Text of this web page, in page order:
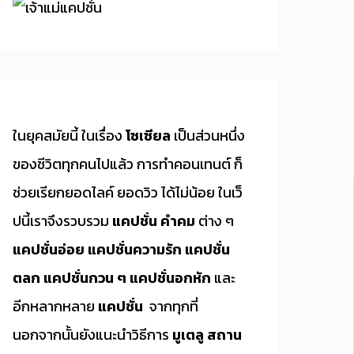
ในยุคสมัยนี้ ในเรื่องโซเซียล เป็นส่วนหนึ่ง
ของชีวิตทุกคนไปแล้ว การทำคอนเทนต์ ก็
ช่วยเรียกยอดไลค์ ยอดวิว ได้ไม่น้อย ในเว็
ปนี้เราจึงรวบรวม แคปชั่น คำคม ต่าง ๆ
แคปชั่นอ่อย แคปชั่นความรัก แคปชั่น
ตลก แคปชั่นกวน ๆ แคปชั่นอกหัก และ
อีกหลากหลาย แคปชั่น จากทุกที่
นอกจากนั้นยังแนะนำวิธีการ มูเตลู สถาน